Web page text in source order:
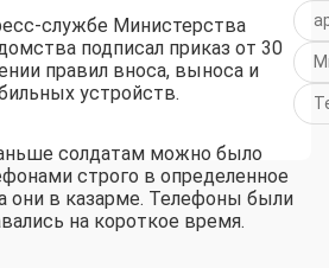
службе Министерства
подписал приказ от 30
правил вноса, выноса и
устройств.
солдатам можно было
строго в определенное
они в казарме. Телефоны были
на короткое время.